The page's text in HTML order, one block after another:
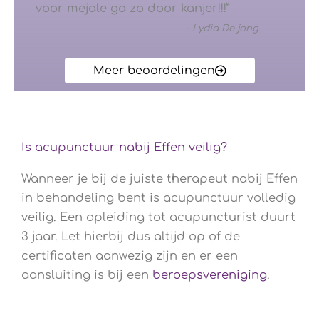
voor mejale ga zo door kanjer!!!”
- Lydia De jong
Meer beoordelingen
Is acupunctuur nabij Effen veilig?
Wanneer je bij de juiste therapeut nabij Effen
in behandeling bent is acupunctuur volledig
veilig. Een opleiding tot acupuncturist duurt
3 jaar. Let hierbij dus altijd op of de
certificaten aanwezig zijn en er een
aansluiting is bij een beroepsvereniging.